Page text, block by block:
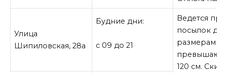
Улица
Шипиловская, 28а
Будние дни:
с 09 до 21
Ведется
посылок до
размерами,
120 см.